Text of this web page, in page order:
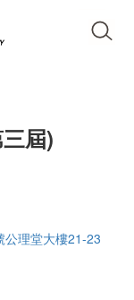
屆)
公理堂大樓21-23